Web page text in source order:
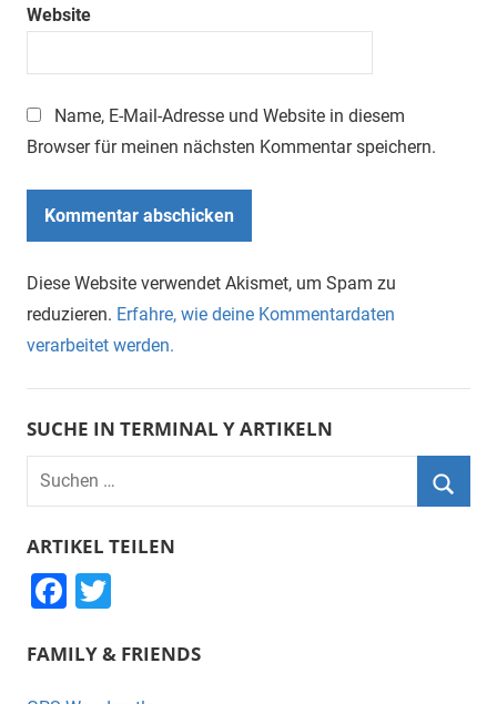
Website
Name, E-Mail-Adresse und Website in diesem
Browser für meinen nächsten Kommentar speichern.
Diese Website verwendet Akismet, um Spam zu
reduzieren. Erfahre, wie deine Kommentardaten
verarbeitet werden.
SUCHE IN TERMINAL Y ARTIKELN
Suchen
nach:
ARTIKEL TEILEN
F
c
tt
FAMILY & FRIENDS